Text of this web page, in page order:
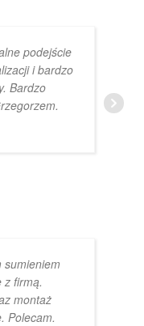
podejście
i bardzo
Bardzo
sumieniem
z firmą.
montaż
Polecam.